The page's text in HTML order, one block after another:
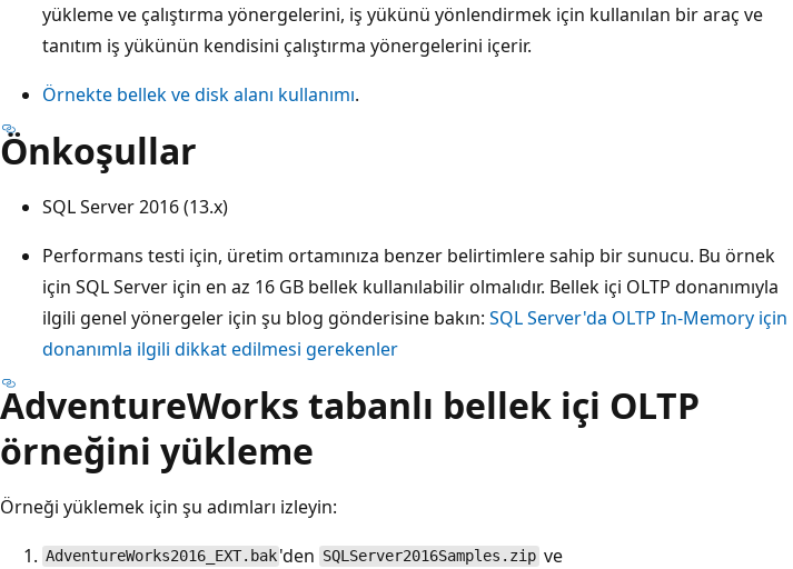
yükleme ve çalıştırma yönergelerini, iş yükünü yönlendirmek için kullanılan bir araç ve
tanıtım iş yükünün kendisini çalıştırma yönergelerini içerir.
Örnekte bellek ve disk alanı kullanımı.
Önkoşullar
SQL Server 2016 (13.x)
Performans testi için, üretim ortamınıza benzer belirtimlere sahip bir sunucu. Bu örnek
için SQL Server için en az 16 GB bellek kullanılabilir olmalıdır. Bellek içi OLTP donanımıyla
ilgili genel yönergeler için şu blog gönderisine bakın: SQL Server'da OLTP In-Memory için
donanımla ilgili dikkat edilmesi gerekenler
AdventureWorks tabanlı bellek içi OLTP
örneğini yükleme
Örneği yüklemek için şu adımları izleyin:
AdventureWorks2016_EXT.bak 'den SQLServer2016Samples.zip ve